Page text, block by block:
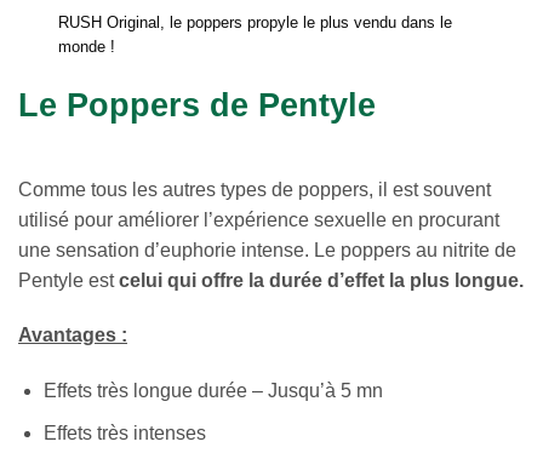
RUSH Original, le poppers propyle le plus vendu dans le
monde !
Le Poppers de Pentyle
Comme tous les autres types de poppers, il est souvent
utilisé pour améliorer l’expérience sexuelle en procurant
une sensation d’euphorie intense. Le poppers au nitrite de
Pentyle estcelui qui offre la durée d’effet la plus longue.
Avantages :
Effets très longue durée – Jusqu’à 5 mn
Effets très intenses